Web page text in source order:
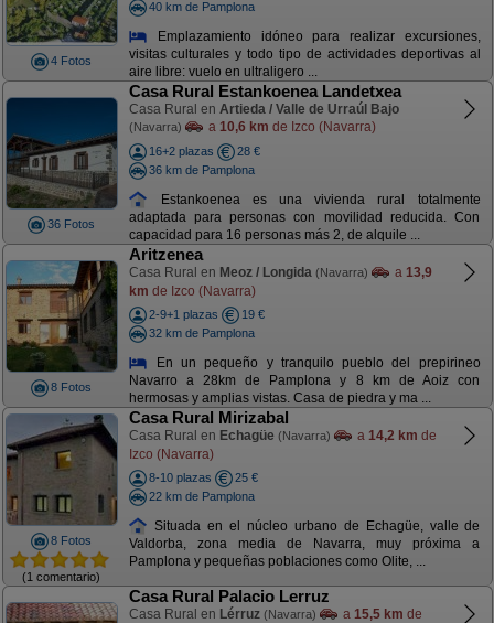
4 Fotos
40 km de Pamplona
Emplazamiento idóneo para realizar excursiones,
visitas culturales y todo tipo de actividades deportivas al
aire libre: vuelo en ultraligero ...
36 Fotos
Casa Rural Estankoenea Landetxea
Casa Rural en Artieda / Valle de Urraúl Bajo
(Navarra) a 10,6 km de Izco (Navarra)
16+2 plazas
28 €
36 km de Pamplona
Estankoenea es una vivienda rural totalmente
adaptada para personas con movilidad reducida. Con
capacidad para 16 personas más 2, de alquile ...
8 Fotos
Aritzenea
Casa Rural en Meoz / Longida (Navarra) a 13,9
km de Izco (Navarra)
2-9+1 plazas
19 €
32 km de Pamplona
En un pequeño y tranquilo pueblo del prepirineo
Navarro a 28km de Pamplona y 8 km de Aoiz con
hermosas y amplias vistas. Casa de piedra y ma ...
8 Fotos
(1 comentario)
Casa Rural Mirizabal
Casa Rural en Echagüe (Navarra) a 14,2 km de
Izco (Navarra)
8-10 plazas
25 €
22 km de Pamplona
Situada en el núcleo urbano de Echagüe, valle de
Valdorba, zona media de Navarra, muy próxima a
Pamplona y pequeñas poblaciones como Olite, ...
Casa Rural Palacio Lerruz
Casa Rural en Lérruz (Navarra) a 15,5 km de